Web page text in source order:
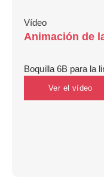
Vídeo
Animación de
Boquilla 6B para la
Ver el vídeo